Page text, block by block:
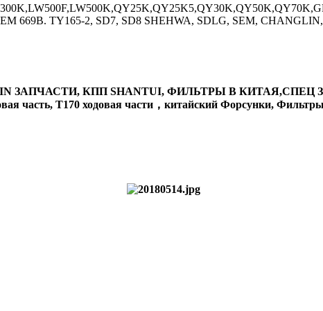
669B. TY165-2, SD7, SD8 SHEHWA, SDLG, SEM,
ЗАПЧАСТИ, КПП SHANTUI, ФИЛЬТРЫ В КИТАЯ,СПЕЦ
T170 ходовая части，китайский Форсунки,